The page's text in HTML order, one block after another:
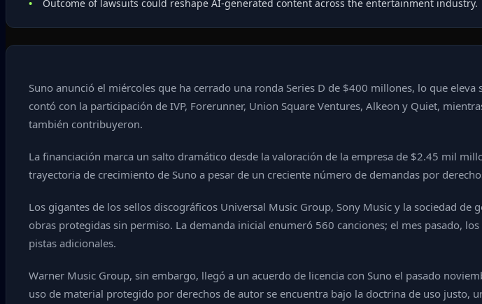
Outcome of lawsuits could reshape AI‑generated content across the entertainment industry.
Suno anunció el miércoles que ha cerrado una ronda Series D de $400 millones, lo que
contó con la participación de IVP, Forerunner, Union Square Ventures, Alkeon y Quiet,
también contribuyeron.
La financiación marca un salto dramático desde la valoración de la empresa de $2.45 mil
trayectoria de crecimiento de Suno a pesar de un creciente número de demandas por
Los gigantes de los sellos discográficos Universal Music Group, Sony Music y la sociedad
obras protegidas sin permiso. La demanda inicial enumeró 560 canciones; el mes pasado,
pistas adicionales.
Warner Music Group, sin embargo, llegó a un acuerdo de licencia con Suno el pasado
uso de material protegido por derechos de autor se encuentra bajo la doctrina de uso